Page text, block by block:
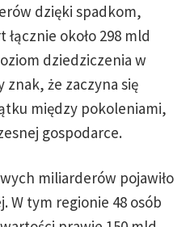
dzięki spadkom,
około 298 mld
dziedziczenia w
że zaczyna się
między pokoleniami,
gospodarce.
miliarderów pojawiło
W tym regionie 48 osób